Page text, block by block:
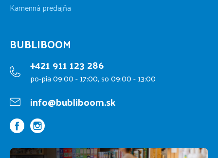
Kamenná predajňa
BUBLIBOOM
+421 911 123 286
po-pia 09:00 - 17:00, so 09:00 - 13:00
info@bubliboom.sk